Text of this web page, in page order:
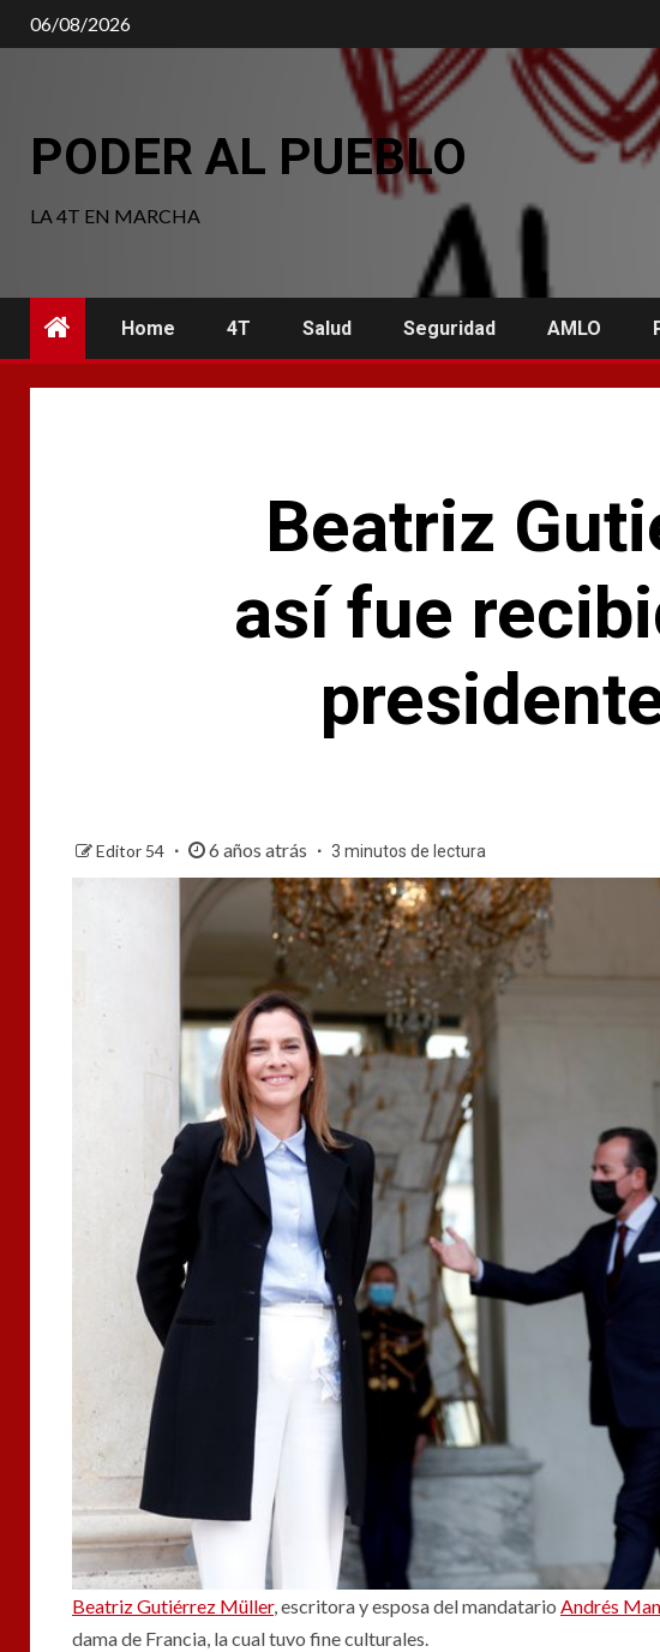
Saltar
al
06/08/2026
PODER AL PUEBLO
LA 4T EN MARCHA
Home 4T Salud Seguridad AMLO
Beatriz
así fue
Editor 54 6 años atrás 3 minutos de lectura
Beatriz Gutiérrez Müller, escritora y esposa del mandatario Andrés
dama de Francia, la cual tuvo fine culturales.